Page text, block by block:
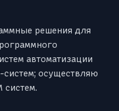
решения для
автоматизации
систем; осуществляю
систем.